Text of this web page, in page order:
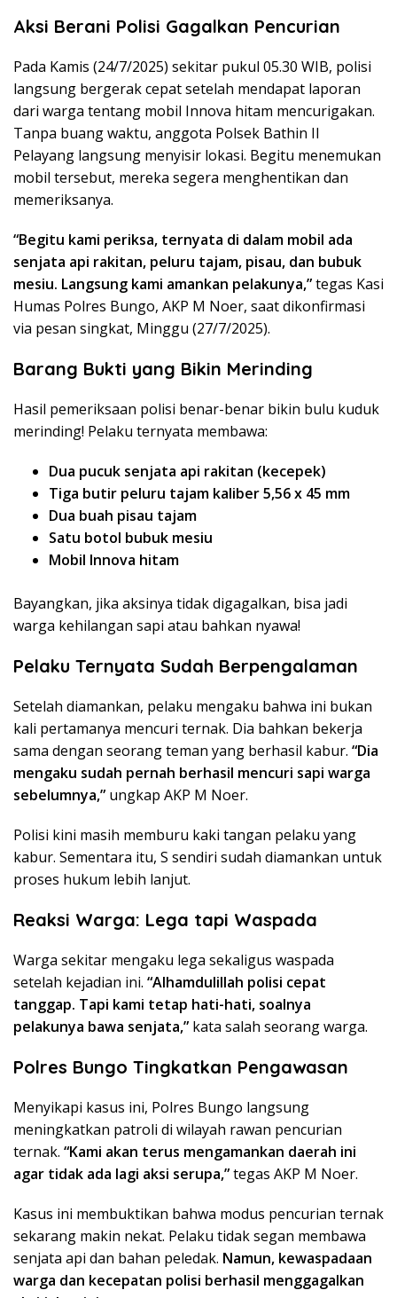
a
i
!
Aksi Berani Polisi Gagalkan Pencurian
Pada Kamis (24/7/2025) sekitar pukul 05.30 WIB, polisi
langsung bergerak cepat setelah mendapat laporan
dari warga tentang mobil Innova hitam mencurigakan.
Tanpa buang waktu, anggota Polsek Bathin II
Pelayang langsung menyisir lokasi. Begitu menemukan
mobil tersebut, mereka segera menghentikan dan
memeriksanya.
“Begitu kami periksa, ternyata di dalam mobil ada
senjata api rakitan, peluru tajam, pisau, dan bubuk
mesiu. Langsung kami amankan pelakunya,”tegas Kasi
Humas Polres Bungo, AKP M Noer, saat dikonfirmasi
via pesan singkat, Minggu (27/7/2025).
Barang Bukti yang Bikin Merinding
Hasil pemeriksaan polisi benar-benar bikin bulu kuduk
merinding! Pelaku ternyata membawa:
Dua pucuk senjata api rakitan (kecepek)
Tiga butir peluru tajam kaliber 5,56 x 45 mm
Dua buah pisau tajam
Satu botol bubuk mesiu
Mobil Innova hitam
Bayangkan, jika aksinya tidak digagalkan, bisa jadi
warga kehilangan sapi atau bahkan nyawa!
Pelaku Ternyata Sudah Berpengalaman
Setelah diamankan, pelaku mengaku bahwa ini bukan
kali pertamanya mencuri ternak. Dia bahkan bekerja
sama dengan seorang teman yang berhasil kabur. “Dia
mengaku sudah pernah berhasil mencuri sapi warga
sebelumnya,” ungkap AKP M Noer.
Polisi kini masih memburu kaki tangan pelaku yang
kabur. Sementara itu, S sendiri sudah diamankan untuk
proses hukum lebih lanjut.
Reaksi Warga: Lega tapi Waspada
Warga sekitar mengaku lega sekaligus waspada
setelah kejadian ini. “Alhamdulillah polisi cepat
tanggap. Tapi kami tetap hati-hati, soalnya
pelakunya bawa senjata,” kata salah seorang warga.
Polres Bungo Tingkatkan Pengawasan
Menyikapi kasus ini, Polres Bungo langsung
meningkatkan patroli di wilayah rawan pencurian
ternak. “Kami akan terus mengamankan daerah ini
agar tidak ada lagi aksi serupa,”tegas AKP M Noer.
Kasus ini membuktikan bahwa modus pencurian ternak
sekarang makin nekat. Pelaku tidak segan membawa
senjata api dan bahan peledak. Namun, kewaspadaan
warga dan kecepatan polisi berhasil menggagalkan